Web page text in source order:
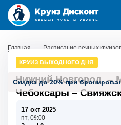
Главная — Расписание речных круизов
Скидка до 20% при
КРУИЗ ВЫХОДНОГО ДНЯ
Нижний Новгород –
Чебоксары – Свияжск
17 окт 2025
пт, 09:00